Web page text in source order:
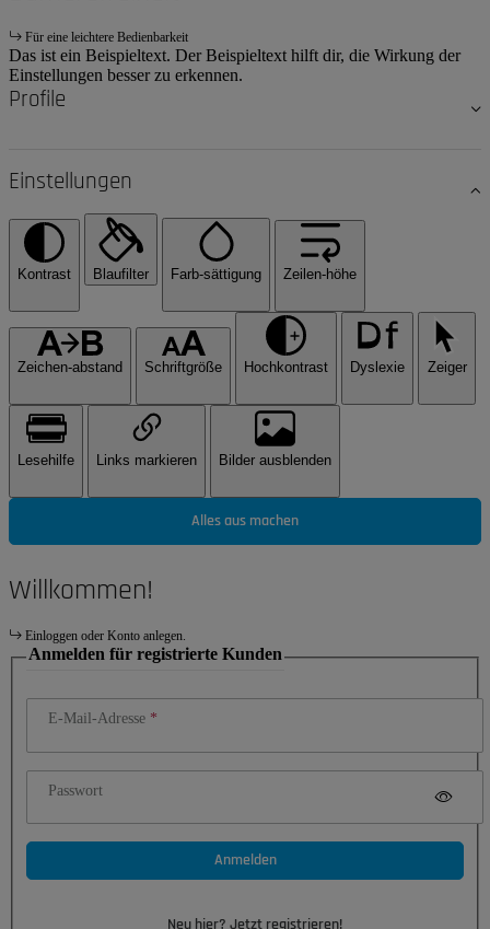
Für eine leichtere Bedienbarkeit
Das ist ein Beispieltext. Der Beispieltext hilft dir, die Wirkung der
Einstellungen besser zu erkennen.
Profile
Einstellungen
Kontrast Blaufilter Farb-sättigung Zeilen-höhe
Zeichen-abstand Schriftgröße Hochkontrast Dyslexie Zeiger
Lesehilfe Links markieren Bilder ausblenden
Alles aus machen
Willkommen!
Einloggen oder Konto anlegen.
Anmelden für registrierte Kunden
E-Mail-Adresse
Passwort
Anmelden